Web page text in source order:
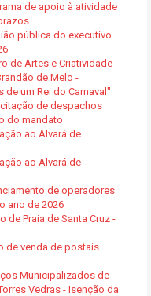
de apoio à atividade
pública do executivo
de Artes e Criatividade -
de Melo -
de um Rei do Carnaval"
de despachos
do mandato
ao Alvará de
ao Alvará de
de operadores
ano de 2026
de Praia de Santa Cruz -
de venda de postais
Municipalizados de
Vedras - Isenção da